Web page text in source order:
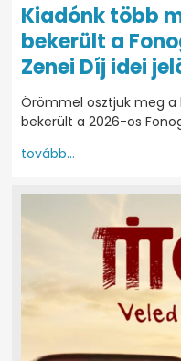
Kiadónk több
bekerült a
Zenei Díj idei
Örömmel osztjuk meg a
bekerült a 2026-os
tovább...